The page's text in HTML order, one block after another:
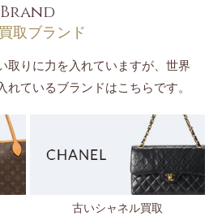
Brand
取ブランド
取りに力を入れていますが、世界
ているブランドはこちらです。
古いシャネル買取